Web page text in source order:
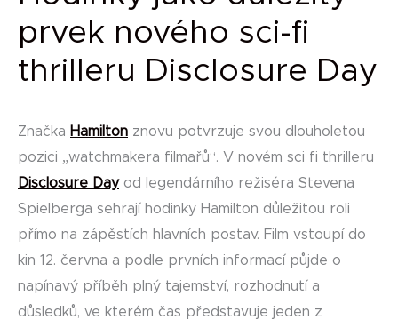
prvek nového sci-fi
thrilleru Disclosure Day
Značka Hamilton znovu potvrzuje svou dlouholetou
pozici „watchmakera filmařů“. V novém sci fi thrilleru
Disclosure Dayod legendárního režiséra Stevena
Spielberga sehrají hodinky Hamilton důležitou roli
přímo na zápěstích hlavních postav. Film vstoupí do
kin 12. června a podle prvních informací půjde o
napínavý příběh plný tajemství, rozhodnutí a
důsledků, ve kterém čas představuje jeden z